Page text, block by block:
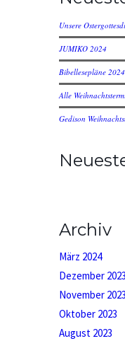
Unsere
JUMIKO 2024
Bibellesepläne 2024
Alle
Gedison
Archiv
März 2024
Dezember 2023
November 2023
Oktober 2023
August 2023